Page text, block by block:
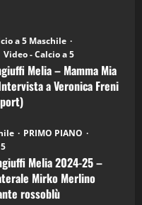
a 5 Maschile
Video - Calcio a 5
Melia – Mamma Mia
a Veronica Freni
PRIMO PIANO
Melia 2024-25 –
Mirko Merlino
rossoblù
Podcast
Podcast: 28^ Puntata
2026)
Podcast: 27^ Puntata
2026)